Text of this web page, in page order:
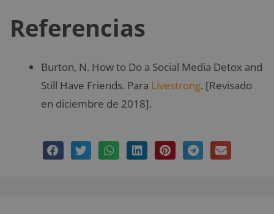
Referencias
Burton, N. How to Do a Social Media Detox and
Still Have Friends. Para Livestrong. [Revisado
en diciembre de 2018].